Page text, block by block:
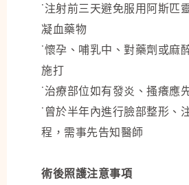
˙注射前三天避免服用阿斯匹
凝血藥物
˙懷孕、哺乳中、對藥劑或麻
施打
˙治療部位如有發炎、搔癢應
˙曾於半年內進行臉部整形、
程，需事先告知醫師
術後照護注意事項